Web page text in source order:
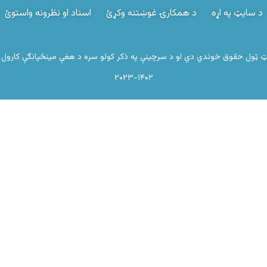
د سایټ په اړه د همکارۍ غوښتنه وکړئ اسناد او نظرونه واستوئ
ټول حقوق خوندي دي او د سرچینې په ذکر کولو سره د هغې مینځپانګې کارول
۲۰۲۳-۱۴۰۲